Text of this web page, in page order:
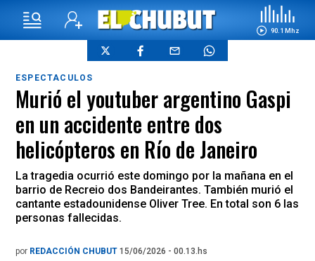
90.1 Mhz
ESPECTACULOS
Murió el youtuber argentino Gaspi
en un accidente entre dos
helicópteros en Río de Janeiro
La tragedia ocurrió este domingo por la mañana en el
barrio de Recreio dos Bandeirantes. También murió el
cantante estadounidense Oliver Tree. En total son 6 las
personas fallecidas.
por REDACCIÓN CHUBUT 15/06/2026 - 00.13.hs